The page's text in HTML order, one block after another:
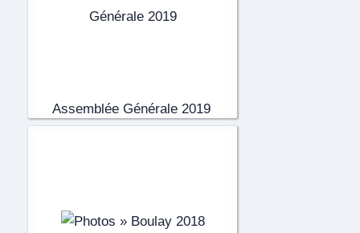
Assemblée Générale 2019